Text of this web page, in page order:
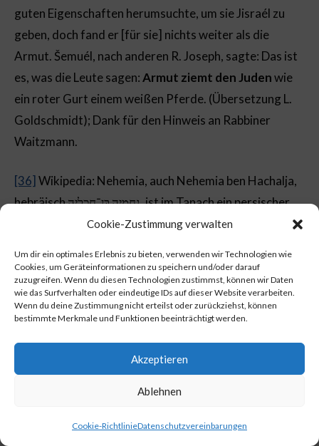
Cookie-Zustimmung verwalten
Um dir ein optimales Erlebnis zu bieten, verwenden wir Technologien wie
Cookies, um Geräteinformationen zu speichern und/oder darauf
zuzugreifen. Wenn du diesen Technologien zustimmst, können wir Daten
wie das Surfverhalten oder eindeutige IDs auf dieser Website verarbeiten.
Wenn du deine Zustimmung nicht erteilst oder zurückziehst, können
bestimmte Merkmale und Funktionen beeinträchtigt werden.
Akzeptieren
Ablehnen
Cookie-RichtlinieDatenschutzvereinbarungen
guten Eigenschaften herumsuchte, um sie Jisraél zu
geben, doch fand er [für sie] nichts weiter als die
Armut. Šemuél, nach anderen R. Joseph, sagte: Das ist
es, was die Leute sagen:Armut ziemt den Judenwie
ein roter Gurt einem weißen Pferde. (Übersetzung L.
Goldschmidt); Dank für den Hinweis an Rabbiner
Waitzmann.
[36] Wikipedia: Nehemia, auch Nehemia ben Hachalja,
hebräisch נְחֶמְיָה בֶּן־חֲכַלְיָה, ist im Tanach ein persischer
Wiederaufbaukommissar und späterer Statthalter der
ist ein Buch nach ihm benannt, das ursprünglich ein Teil
des Esra-Nehemia-Buches darstellte.
Hauptfigur des nach ihm benannten Buchs im Tanach.
Danach war er ein jüdischer Apokalyptiker,
Traumdeuter und Seher im babylonischen Exil,
Wikipedia: Mordechai (hebräisch מָרְדֳּכַי mårdåkhaj)